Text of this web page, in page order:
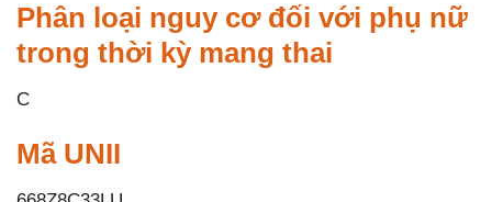
Phân loại nguy cơ đối với phụ nữ
trong thời kỳ mang thai
C
Mã UNII